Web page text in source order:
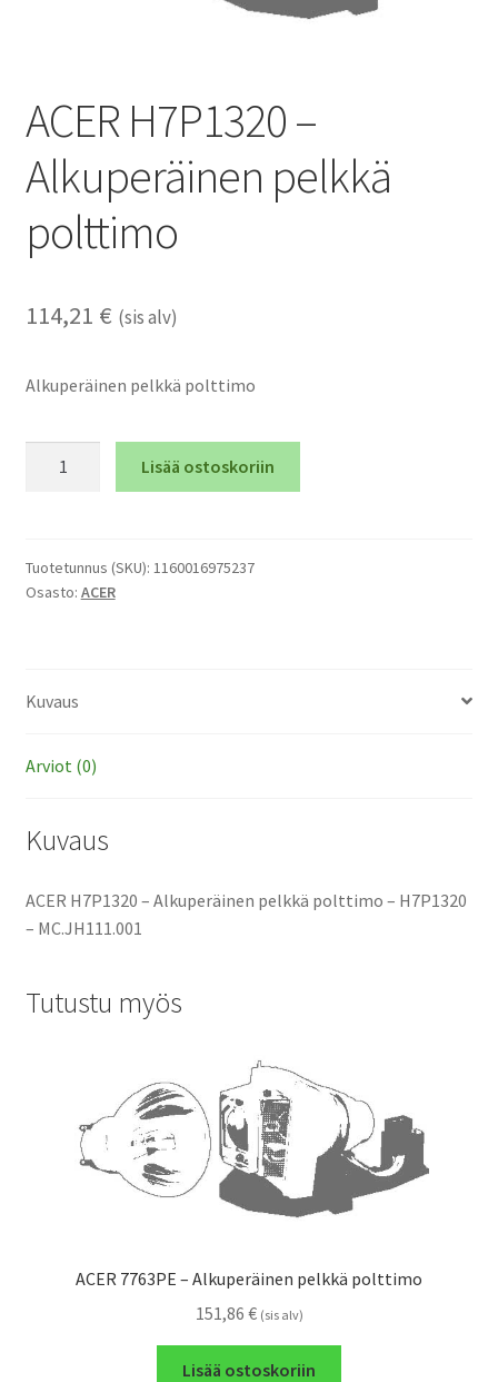
ACER H7P1320 –
Alkuperäinen pelkkä
polttimo
114,21 € (sis alv)
Alkuperäinen pelkkä polttimo
pelkkä
polttimo
Lisää ostoskoriin
Tuotetunnus (SKU): 1160016975237
Osasto: ACER
Kuvaus
Arviot (0)
Kuvaus
ACER H7P1320 – Alkuperäinen pelkkä polttimo – H7P1320
– MC.JH111.001
Tutustu myös
ACER 7763PE – Alkuperäinen pelkkä polttimo
151,86 € (sis alv)
Lisää ostoskoriin